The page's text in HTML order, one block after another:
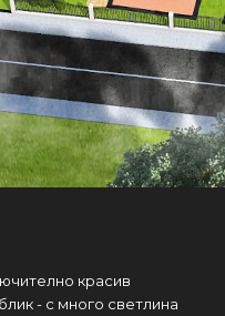
красив
- с много светлина